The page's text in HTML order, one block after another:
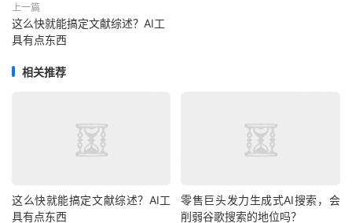
上一篇
这么快就能搞定文献综述？AI工
具有点东西
相关推荐
这么快就能搞定文献综述？AI工
具有点东西
零售巨头发力生成式AI搜索，会
削弱谷歌搜索的地位吗？